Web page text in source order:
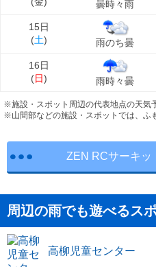
曇時々雨
15日
(土) 雨のち曇
16日
(日) 雨時々曇
※施設・スポット周辺の代表地点の天気
※山間部などの施設・スポットでは、ふ
ZEN RCサーキッ
周辺の雨でも遊べるス
高柳児童センター